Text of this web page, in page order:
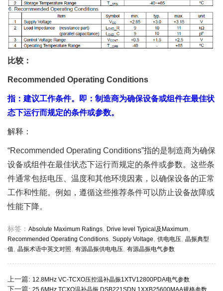
比较：
Recommended Operating Conditions
指：建议工作条件。即：制造商为确保设备或组件在最佳状
态下运行而规定的条件或参数。
解释：
“Recommended Operating Conditions”指的是制造商为确保
设备或组件在最佳状态下运行而规定的条件或参数。这些条
件通常包括电压、温度和其他环境因素，以确保设备的正常
工作和性能。例如，遵循这些推荐条件可以防止设备故障或
性能下降。
标签： Absolute Maximum Ratings Drive level Typical及Maximum
Recommended Operating Conditions Supply Voltage 供电电压 晶振典型
值
晶振术语中英文对照 有源晶振供电电压 有源晶振电气参数
上一篇: 12.8MHz VC-TCXO压控温补晶振1XTV12800PDA电气参数
下一篇: 25.6MHz TCXO温补晶振 DSB221SDN 1XXB25600MAA规格参数